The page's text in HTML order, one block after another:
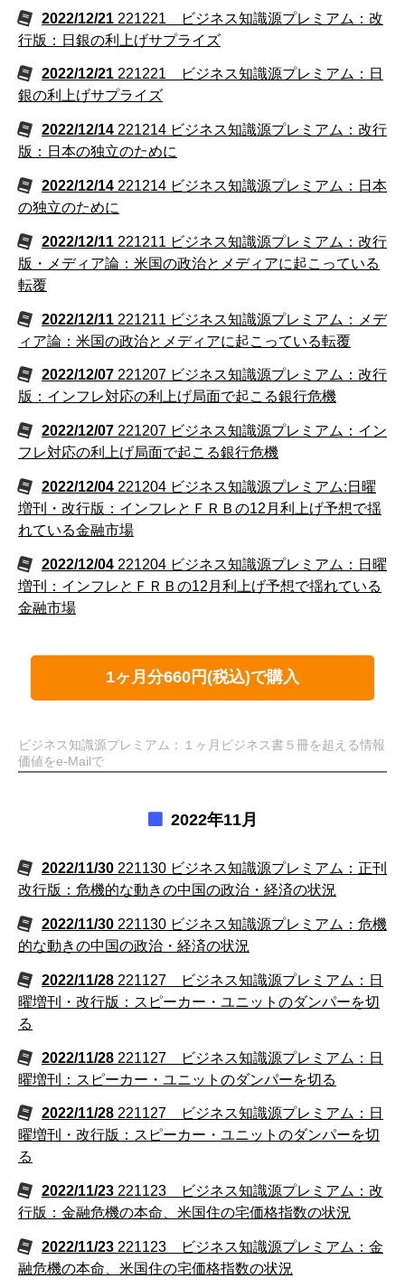
2022/12/21 221221 ビジネス知識源プレミアム：改
行版：日銀の利上げサプライズ
2022/12/21 221221 ビジネス知識源プレミアム：日
銀の利上げサプライズ
2022/12/14 221214 ビジネス知識源プレミアム：改行
版：日本の独立のために
2022/12/14 221214 ビジネス知識源プレミアム：日本
の独立のために
2022/12/11 221211 ビジネス知識源プレミアム：改行
版・メディア論：米国の政治とメディアに起こっている
転覆
2022/12/11 221211 ビジネス知識源プレミアム：メデ
ィア論：米国の政治とメディアに起こっている転覆
2022/12/07 221207 ビジネス知識源プレミアム：改行
版：インフレ対応の利上げ局面で起こる銀行危機
2022/12/07 221207 ビジネス知識源プレミアム：イン
フレ対応の利上げ局面で起こる銀行危機
2022/12/04 221204 ビジネス知識源プレミアム:日曜
増刊・改行版：インフレとＦＲＢの12月利上げ予想で揺
れている金融市場
2022/12/04 221204 ビジネス知識源プレミアム：日曜
増刊：インフレとＦＲＢの12月利上げ予想で揺れている
金融市場
1ヶ月分660円(税込)で購入
ビジネス知識源プレミアム：１ヶ月ビジネス書５冊を超える情報
価値をe-Mailで
2022年11月
2022/11/30 221130 ビジネス知識源プレミアム：正刊
改行版：危機的な動きの中国の政治・経済の状況
2022/11/30 221130 ビジネス知識源プレミアム：危機
的な動きの中国の政治・経済の状況
2022/11/28 221127 ビジネス知識源プレミアム：日
曜増刊・改行版：スピーカー・ユニットのダンパーを切
る
2022/11/28 221127 ビジネス知識源プレミアム：日
曜増刊：スピーカー・ユニットのダンパーを切る
2022/11/28 221127 ビジネス知識源プレミアム：日
曜増刊・改行版：スピーカー・ユニットのダンパーを切
る
2022/11/23 221123 ビジネス知識源プレミアム：改
行版：金融危機の本命、米国住の宅価格指数の状況
2022/11/23 221123 ビジネス知識源プレミアム：金
融危機の本命、米国住の宅価格指数の状況